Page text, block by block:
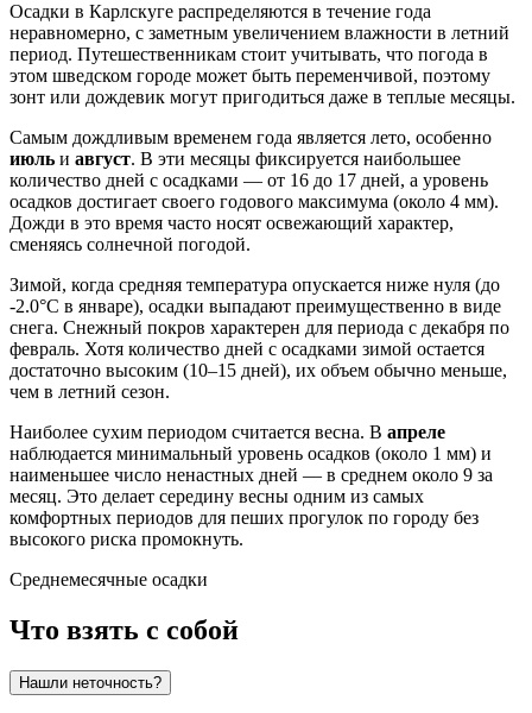
Осадки в Карлскуге распределяются в течение года
неравномерно, с заметным увеличением влажности в летний
период. Путешественникам стоит учитывать, что погода в
этом шведском городе может быть переменчивой, поэтому
зонт или дождевик могут пригодиться даже в теплые месяцы.
Самым дождливым временем года является лето, особенно
июль и август. В эти месяцы фиксируется наибольшее
количество дней с осадками — от 16 до 17 дней, а уровень
осадков достигает своего годового максимума (около 4 мм).
Дожди в это время часто носят освежающий характер,
сменяясь солнечной погодой.
Зимой, когда средняя температура опускается ниже нуля (до
-2.0°C в январе), осадки выпадают преимущественно в виде
снега. Снежный покров характерен для периода с декабря по
февраль. Хотя количество дней с осадками зимой остается
достаточно высоким (10–15 дней), их объем обычно меньше,
чем в летний сезон.
Наиболее сухим периодом считается весна. В апреле
наблюдается минимальный уровень осадков (около 1 мм) и
наименьшее число ненастных дней — в среднем около 9 за
месяц. Это делает середину весны одним из самых
комфортных периодов для пеших прогулок по городу без
высокого риска промокнуть.
Среднемесячные осадки
Что взять с собой
Нашли неточность?